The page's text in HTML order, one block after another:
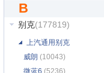
标致
别克(177819)
上汽通用别克
威朗 (10043)
微蓝6 (5236)
B